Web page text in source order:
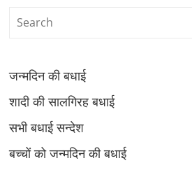
जन्मदिन की बधाई
शादी की सालगिरह बधाई
सभी बधाई सन्देश
बच्चों को जन्मदिन की बधाई